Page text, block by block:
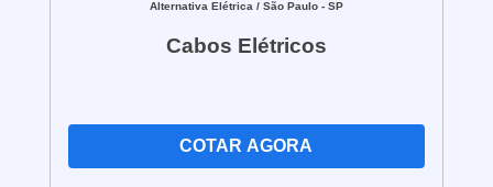
Alternativa Elétrica / São Paulo - SP
Cabos Elétricos
COTAR AGORA